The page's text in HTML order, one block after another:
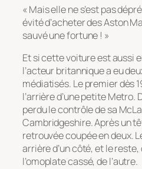
« Mais elle ne s’est pas
évité d’acheter des Aston
sauvé une fortune ! »
Et si cette voiture est aussi
l’acteur britannique a eu
médiatisés. Le premier dès
l’arrière d’une petite Metro.
perdu le contrôle de sa
Cambridgeshire. Après un
retrouvée coupée en deux.
arrière d’un côté, et le
l’omoplate cassé, de l’autre.